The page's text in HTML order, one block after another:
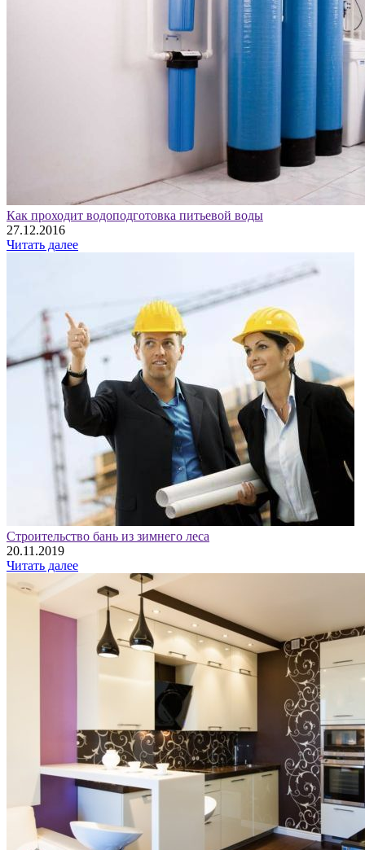
Как проходит водоподготовка питьевой воды
27.12.2016
Читать далее
Строительство бань из зимнего леса
20.11.2019
Читать далее